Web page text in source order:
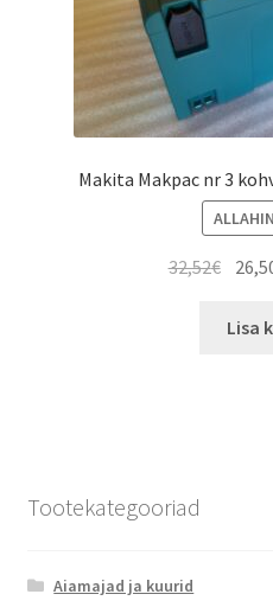
Makita Makpac nr 3
32,52€
Lisa
Tootekategooriad
Aiamajad ja kuurid